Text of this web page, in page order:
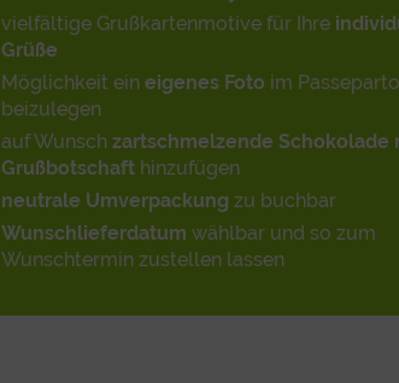
vielfältige Grußkartenmotive für Ihre
Grüße
Möglichkeit ein eigenes Foto im
beizulegen
auf Wunsch zartschmelzende Schokolade
Grußbotschaft hinzufügen
neutrale Umverpackung zu buchbar
Wunschlieferdatum wählbar und so zum
Wunschtermin zustellen lassen